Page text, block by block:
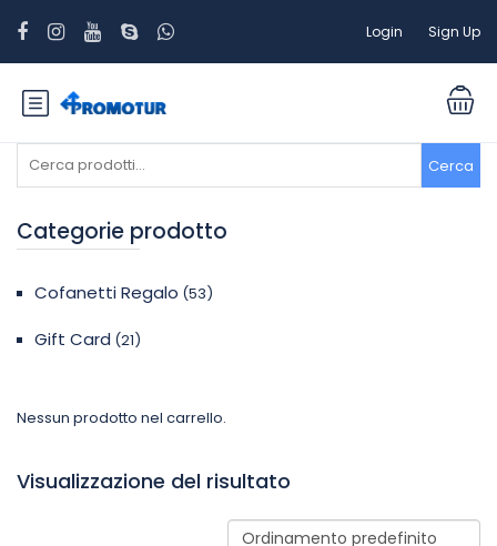
Login Sign Up
Cerca
Categorie prodotto
Cofanetti Regalo (53)
Gift Card (21)
Nessun prodotto nel carrello.
Visualizzazione del risultato